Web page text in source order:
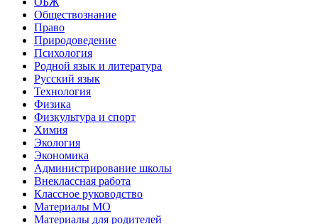
Обществознание
Право
Природоведение
Психология
Родной язык и литература
Русский язык
Технология
Физика
Физкультура и спорт
Химия
Экология
Экономика
Администрирование школы
Внеклассная работа
Классное руководство
Материалы МО
Материалы для родителей